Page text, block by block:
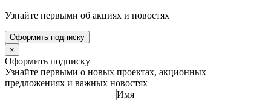
Узнайте первыми об акциях и новостях
Оформить подписку
×
Оформить подписку
Узнайте первыми о новых проектах, акционных
предложениях и важных новостях
Имя